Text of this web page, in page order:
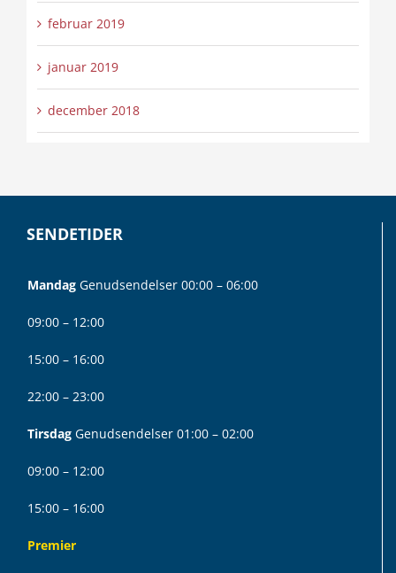
februar 2019
januar 2019
december 2018
SENDETIDER
Mandag Genudsendelser 00:00 – 06:00
09:00 – 12:00
15:00 – 16:00
22:00 – 23:00
Tirsdag Genudsendelser 01:00 – 02:00
09:00 – 12:00
15:00 – 16:00
Premier